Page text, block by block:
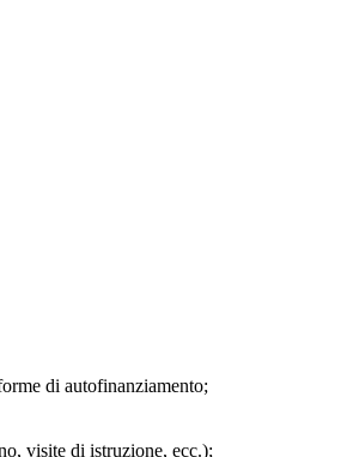
di autofinanziamento;
visite di istruzione, ecc.);